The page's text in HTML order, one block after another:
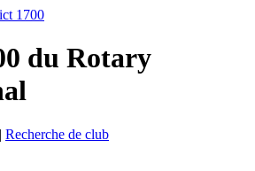
du Rotary
| Recherche de club